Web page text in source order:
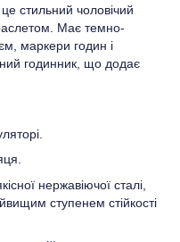
стильний чоловічий
Має темно-
маркери годин і
годинник, що додає
нержавіючої сталі,
ступенем стійкості